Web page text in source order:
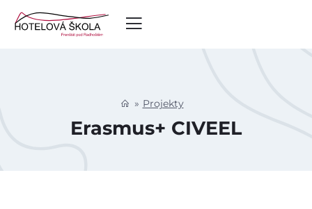
Projekty
Erasmus+ CIVEEL